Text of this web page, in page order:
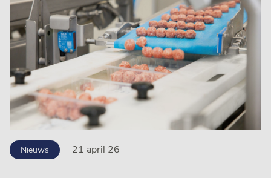
Nieuws 21 april 26